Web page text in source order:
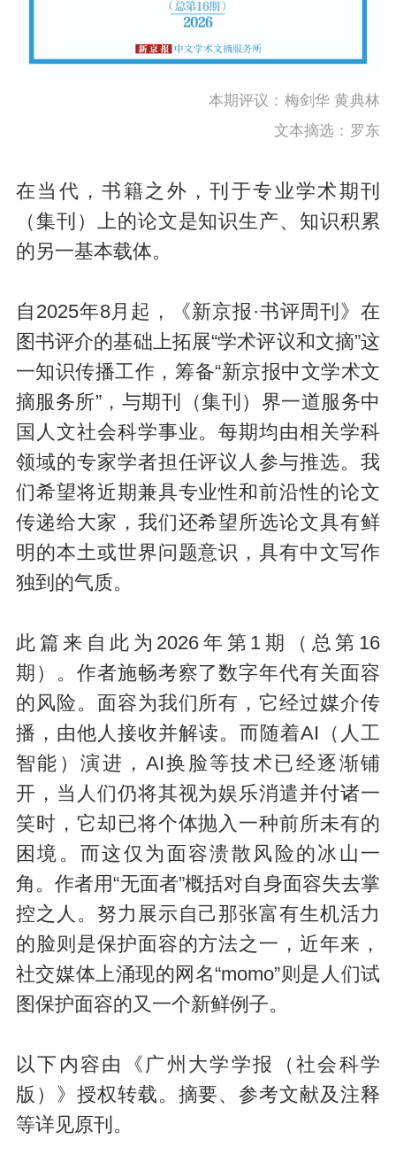
本期评议：梅剑华 黄典林
文本摘选：罗东
在当代，书籍之外，刊于专业学术期刊
（集刊）上的论文是知识生产、知识积累
的另一基本载体。
自2025年8月起，《新京报·书评周刊》在
图书评介的基础上拓展“学术评议和文摘”这
一知识传播工作，筹备“新京报中文学术文
摘服务所”，与期刊（集刊）界一道服务中
国人文社会科学事业。每期均由相关学科
领域的专家学者担任评议人参与推选。我
们希望将近期兼具专业性和前沿性的论文
传递给大家，我们还希望所选论文具有鲜
明的本土或世界问题意识，具有中文写作
独到的气质。
此篇来自此为2026年第1期（总第16
期）。作者施畅考察了数字年代有关面容
的风险。面容为我们所有，它经过媒介传
播，由他人接收并解读。而随着AI（人工
智能）演进，AI换脸等技术已经逐渐铺
开，当人们仍将其视为娱乐消遣并付诸一
笑时，它却已将个体抛入一种前所未有的
困境。而这仅为面容溃散风险的冰山一
角。作者用“无面者”概括对自身面容失去掌
控之人。努力展示自己那张富有生机活力
的脸则是保护面容的方法之一，近年来，
社交媒体上涌现的网名“momo”则是人们试
图保护面容的又一个新鲜例子。
以下内容由《广州大学学报（社会科学
版）》授权转载。摘要、参考文献及注释
等详见原刊。